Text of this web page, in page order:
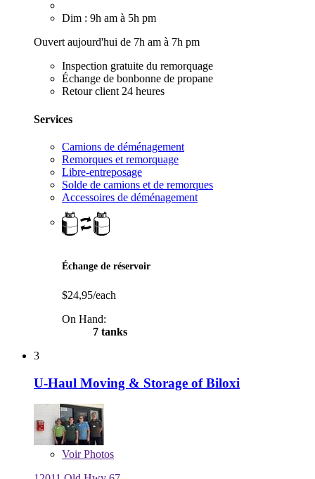
Dim : 9h am à 5h pm
Ouvert aujourd'hui de 7h am à 7h pm
Inspection gratuite du remorquage
Échange de bonbonne de propane
Retour client 24 heures
Services
Camions de déménagement
Remorques et remorquage
Libre-entreposage
Solde de camions et de remorques
Accessoires de déménagement
Échange de réservoir
$24,95/each
On Hand:
7 tanks
3
U-Haul Moving & Storage of Biloxi
VoirPhotos